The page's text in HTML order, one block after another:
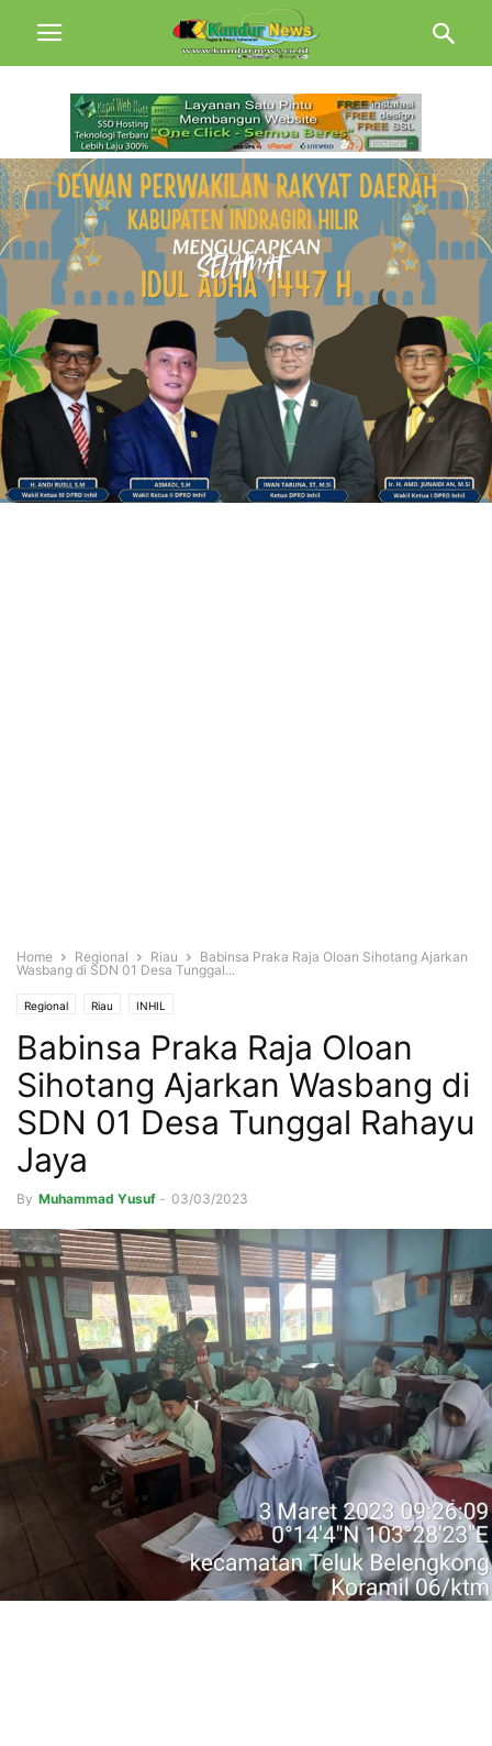
Home Regional Riau
Babinsa Praka Raja Oloan Sihotang Ajarkan
Wasbang di SDN 01 Desa Tunggal...
Regional Riau INHIL
Babinsa Praka Raja Oloan
Sihotang Ajarkan Wasbang di
SDN 01 Desa Tunggal Rahayu
Jaya
By Muhammad Yusuf - 03/03/2023